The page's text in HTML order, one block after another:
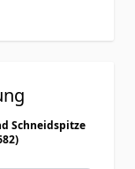
Schneidspitze